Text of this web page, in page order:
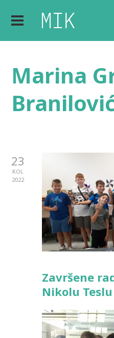
Marina
23
KOL
2022
Završene
Nikolu